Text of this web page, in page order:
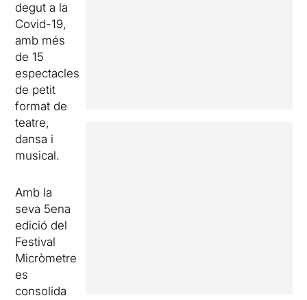
degut a la
Covid-19,
amb més
de 15
espectacles
de petit
format de
teatre,
dansa i
musical.
Amb la
seva 5ena
edició del
Festival
Micròmetre
es
consolida